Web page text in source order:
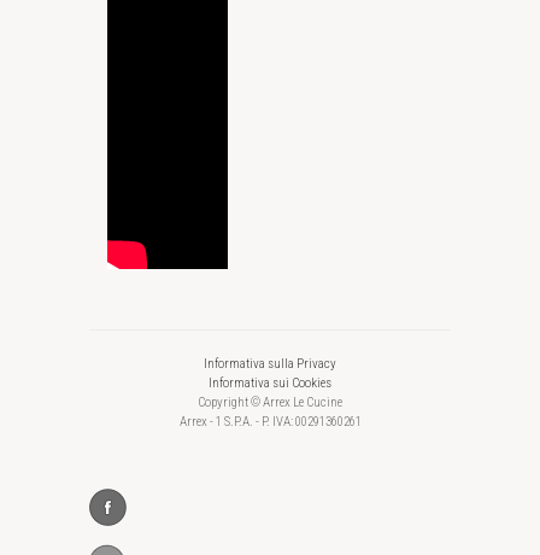
Informativa sulla Privacy
Informativa sui Cookies
Copyright © Arrex Le Cucine
Arrex - 1 S.P.A. - P. IVA: 00291360261